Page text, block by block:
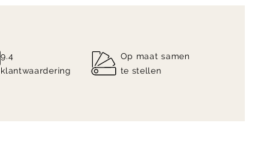
9.4
klantwaardering
Op maat samen
te stellen